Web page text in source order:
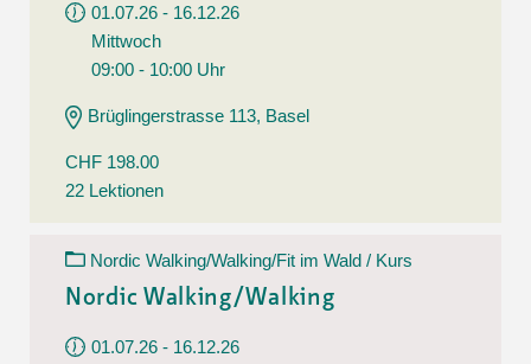
01.07.26 - 16.12.26
Mittwoch
09:00 - 10:00 Uhr
Brüglingerstrasse 113, Basel
CHF 198.00
22 Lektionen
Nordic Walking/Walking/Fit im Wald / Kurs
Nordic Walking/Walking
01.07.26 - 16.12.26